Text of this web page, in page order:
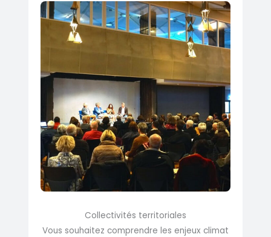
Collectivités territoriales
Vous souhaitez comprendre les enjeux climat